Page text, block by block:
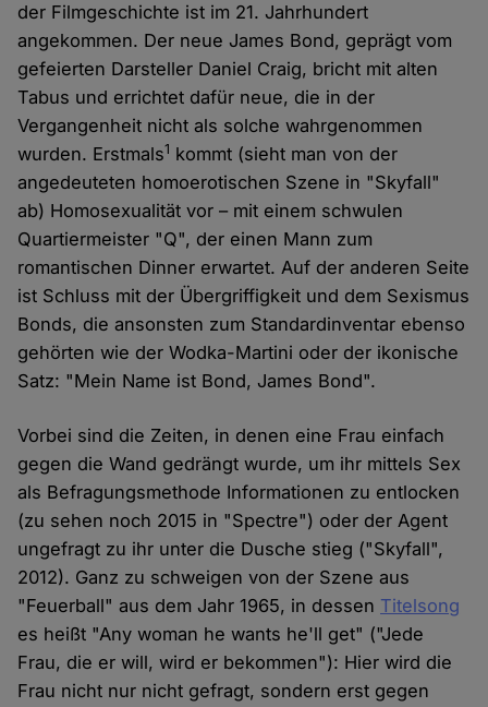
der Filmgeschichte ist im 21. Jahrhundert
angekommen. Der neue James Bond, geprägt vom
gefeierten Darsteller Daniel Craig, bricht mit alten
Tabus und errichtet dafür neue, die in der
Vergangenheit nicht als solche wahrgenommen
wurden. Erstmals1 kommt (sieht man von der
angedeuteten homoerotischen Szene in "Skyfall"
ab) Homosexualität vor – mit einem schwulen
Quartiermeister "Q", der einen Mann zum
romantischen Dinner erwartet. Auf der anderen Seite
ist Schluss mit der Übergriffigkeit und dem Sexismus
Bonds, die ansonsten zum Standardinventar ebenso
gehörten wie der Wodka-Martini oder der ikonische
Satz: "Mein Name ist Bond, James Bond".
Vorbei sind die Zeiten, in denen eine Frau einfach
gegen die Wand gedrängt wurde, um ihr mittels Sex
als Befragungsmethode Informationen zu entlocken
(zu sehen noch 2015 in "Spectre") oder der Agent
ungefragt zu ihr unter die Dusche stieg ("Skyfall",
2012). Ganz zu schweigen von der Szene aus
"Feuerball" aus dem Jahr 1965, in dessen Titelsong
es heißt "Any woman he wants he'll get" ("Jede
Frau, die er will, wird er bekommen"): Hier wird die
Frau nicht nur nicht gefragt, sondern erst gegen